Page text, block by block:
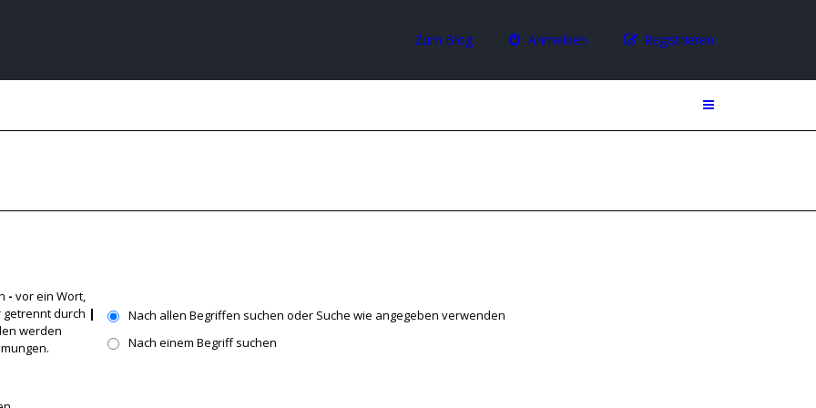
Zum Blog Anmelden Registrieren
- vor ein Wort,
durch |
werden
Nach allen Begriffen suchen oder Suche wie angegeben verwenden
Nach einem Begriff suchen